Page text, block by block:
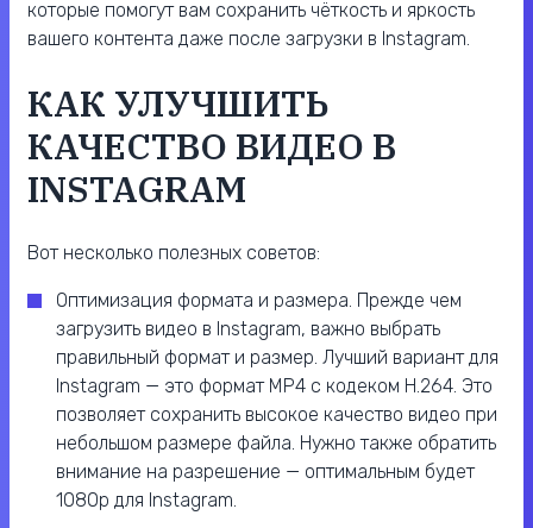
которые помогут вам сохранить чёткость и яркость
вашего контента даже после загрузки в Instagram.
КАК УЛУЧШИТЬ
КАЧЕСТВО ВИДЕО В
INSTAGRAM
Вот несколько полезных советов:
Оптимизация формата и размера. Прежде чем
загрузить видео в Instagram, важно выбрать
правильный формат и размер. Лучший вариант для
Instagram — это формат MP4 с кодеком H.264. Это
позволяет сохранить высокое качество видео при
небольшом размере файла. Нужно также обратить
внимание на разрешение — оптимальным будет
1080p для Instagram.